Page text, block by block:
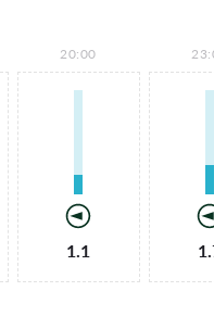
20:00
1.1